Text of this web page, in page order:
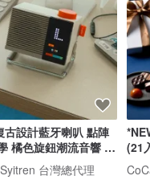
古設計藍牙喇叭 點陣
橘色旋鈕潮流音響 藍
台灣總代理
(21
坊